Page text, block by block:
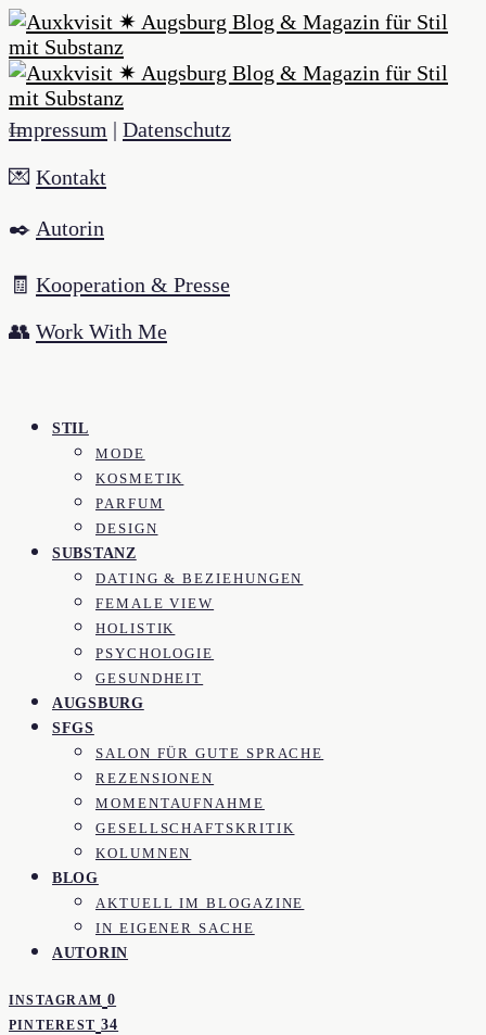
Impressum | Datenschutz
💌 Kontakt
✒️ Autorin
🧾 Kooperation & Presse
👥 Work With Me
STIL
MODE
KOSMETIK
PARFUM
DESIGN
SUBSTANZ
DATING & BEZIEHUNGEN
FEMALE VIEW
HOLISTIK
PSYCHOLOGIE
GESUNDHEIT
AUGSBURG
SFGS
SALON FÜR GUTE SPRACHE
REZENSIONEN
MOMENTAUFNAHME
GESELLSCHAFTSKRITIK
KOLUMNEN
BLOG
AKTUELL IM BLOGAZINE
IN EIGENER SACHE
AUTORIN
INSTAGRAM 0
PINTEREST 34